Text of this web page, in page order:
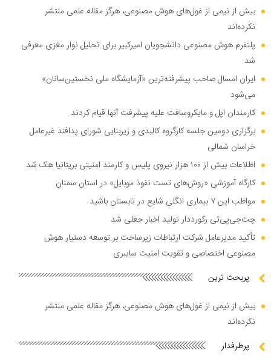
بیش از نیمی از غول‌های هوش مصنوعی، هرگز مقاله علمی منتشر
نکرده‌اند
پلتفرم هوش مصنوعی دانشجویان امیرکبیر برای تحلیل نوار مغزی معرفی
شد
ایران امسال صاحب پیشرفته‌ترین «آزمایشگاه ملی نخستین‌سانان»
می‌شود
کارمندان اپل و مایکروسافت علیه پیشرفت آنها قیام کردند
برگزاری دومین جلسه کارگروه کالبدی و زیربنایی شورای پدافند غیرعامل
خراسان شمالی
اطلاعات بیش از ۱۰۰ هزار نیروی پلیس و کارمند امنیتی بریتانیا هک شد
کارگاه آموزشی «روش‌های تست نفوذ موبایل» در استان سمنان
مواظب این ۷ بیماری انگلی شایع در تابستان باشید
چت‌جی‌پی‌تی رکورددار تولید اخبار جعلی شد
تأکید مدیرعامل شرکت ارتباطات زیرساخت بر توسعه دستیار هوش
مصنوعی اختصاصی و تقویت امنیت سایبری
پربحث ترین
بیش از نیمی از غول‌های هوش مصنوعی، هرگز مقاله علمی منتشر
نکرده‌اند
پرطرفدار